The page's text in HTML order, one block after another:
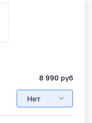
8 990 руб
Нет